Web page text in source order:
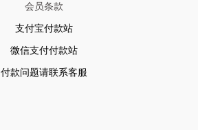
会员条款
支付宝付款站
微信支付付款站
付款问题请联系客服